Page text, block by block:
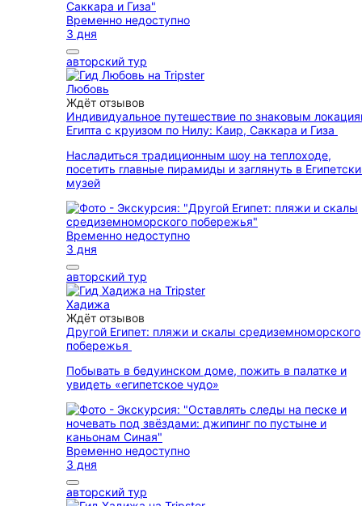
Временно недоступно
3 дня
авторский тур
Любовь
Ждёт отзывов
Индивидуальное путешествие по знаковым
Египта с круизом по Нилу: Каир, Саккара и Гиза
Насладиться традиционным шоу на теплоходе,
посетить главные пирамиды и заглянуть в
музей
Временно недоступно
3 дня
авторский тур
Хадижа
Ждёт отзывов
Другой Египет: пляжи и скалы средиземноморского
побережья
Побывать в бедуинском доме, пожить в палатке и
увидеть «египетское чудо»
Временно недоступно
3 дня
авторский тур